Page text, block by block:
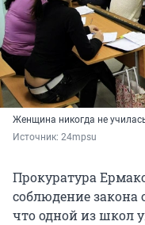
Женщина никогда не
Источник: 24mpsu
Прокуратура
соблюдение закона
что одной из школ